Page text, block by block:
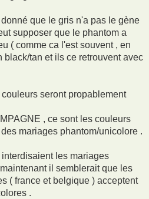
que le gris n'a pas le gène
supposer que le phantom a
( comme ca l'est souvent , en
black/tan et ils ce retrouvent avec
seront propablement
, ce sont les couleurs
mariages phantom/unicolore .
les mariages
il semblerait que les
( france et belgique ) acceptent
.